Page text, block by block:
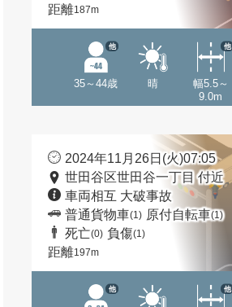
距離187m
35～44歳
他
晴
幅5.5～
9.0m
他
2024年11月26日(火)07:05
世田谷区世田谷一丁目 付近
車両相互 大破事故
普通貨物車(1) 原付自転車(1)
死亡(0) 負傷(1)
距離197m
他 他